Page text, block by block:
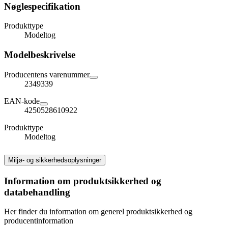
Nøglespecifikation
Produkttype
Modeltog
Modelbeskrivelse
Producentens varenummer
2349339
EAN-kode
4250528610922
Produkttype
Modeltog
Miljø- og sikkerhedsoplysninger
Information om produktsikkerhed og
databehandling
Her finder du information om generel produktsikkerhed og
producentinformation